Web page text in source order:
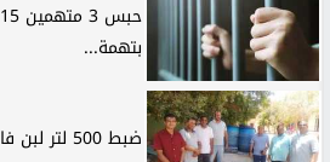
بتهمة...
ضبط 500 لتر لبن فاسد، وطن و400...